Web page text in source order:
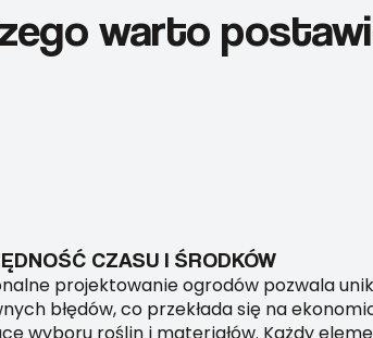
warto
CZASU I ŚRODKÓW
projektowanie ogrodów pozwala
błędów, co przekłada się na
wyboru roślin i materiałów. Każdy